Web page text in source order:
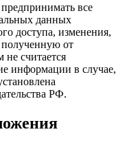
все
данных
доступа, изменения,
полученную от
считается
информации в случае,
РФ.